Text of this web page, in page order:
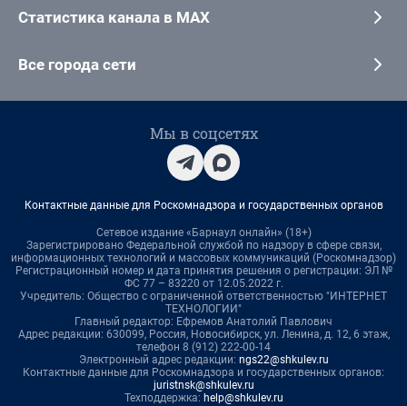
Статистика канала в MAX
Все города сети
Мы в соцсетях
Контактные данные для Роскомнадзора и государственных органов
Сетевое издание «Барнаул онлайн» (18+)
Зарегистрировано Федеральной службой по надзору в сфере связи,
информационных технологий и массовых коммуникаций (Роскомнадзор)
Регистрационный номер и дата принятия решения о регистрации: ЭЛ №
ФС 77 – 83220 от 12.05.2022 г.
Учредитель: Общество с ограниченной ответственностью "ИНТЕРНЕТ
ТЕХНОЛОГИИ"
Главный редактор: Ефремов Анатолий Павлович
Адрес редакции: 630099, Россия, Новосибирск, ул. Ленина, д. 12, 6 этаж,
телефон 8 (912) 222-00-14
Электронный адрес редакции: ngs22@shkulev.ru
Контактные данные для Роскомнадзора и государственных органов:
juristnsk@shkulev.ru
Техподдержка: help@shkulev.ru